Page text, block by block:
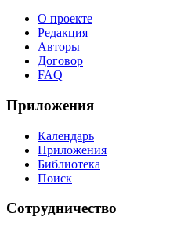
О проекте
Редакция
Авторы
Договор
FAQ
Приложения
Календарь
Приложения
Библиотека
Поиск
Сотрудничество